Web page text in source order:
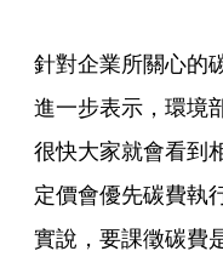
針對企業所關心的
進一步表示，環境
很快大家就會看到
定價會優先碳費執
實說，要課徵碳費